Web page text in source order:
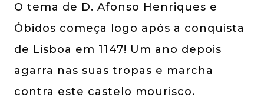
O tema de D. Afonso Henriques e
Óbidos começa logo após a conquista
de Lisboa em 1147! Um ano depois
agarra nas suas tropas e marcha
contra este castelo mourisco.